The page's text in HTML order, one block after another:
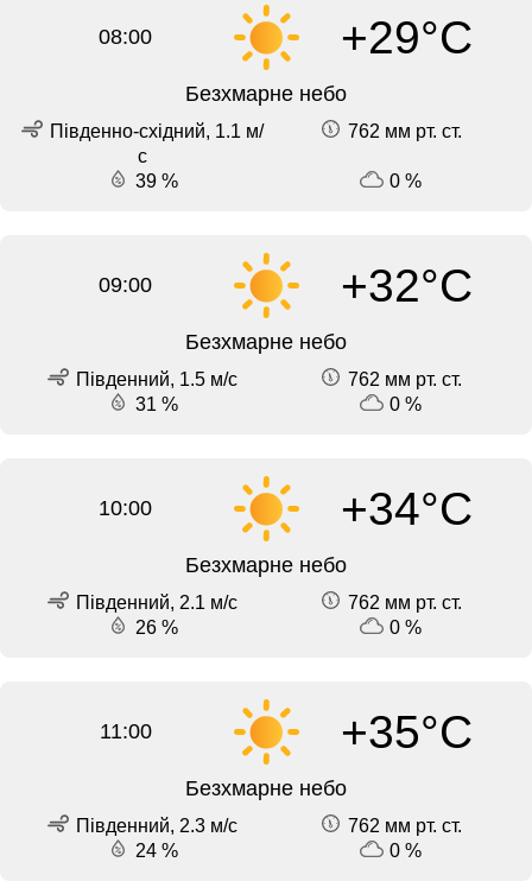
08:00 +29°C
Безхмарне небо
Південно-східний, 1.1 м/
с
762 мм рт. ст.
39 % 0 %
09:00 +32°C
Безхмарне небо
Південний, 1.5 м/с
762 мм рт. ст.
31 %
0 %
10:00 +34°C
Безхмарне небо
Південний, 2.1 м/с
762 мм рт. ст.
26 %
0 %
11:00 +35°C
Безхмарне небо
Південний, 2.3 м/с
762 мм рт. ст.
24 %
0 %